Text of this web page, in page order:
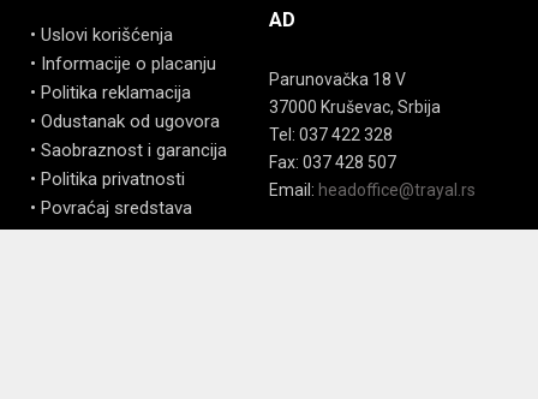
• Uslovi korišćenja
• Informacije o placanju
• Politika reklamacija
• Odustanak od ugovora
• Saobraznost i garancija
• Politika privatnosti
• Povraćaj sredstava
AD
Parunovačka 18 V
37000 Kruševac, Srbija
Tel: 037 422 328
Fax: 037 428 507
Email: headoffice@trayal.rs